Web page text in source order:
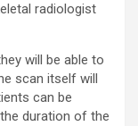
radiologist
will be able to
scan itself will
can be
duration of the